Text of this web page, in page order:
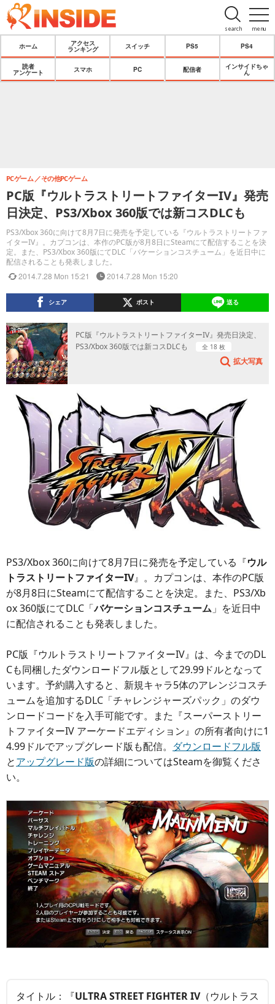
menu
search
ホーム
アクセス
ランキング
スイッチ PS5 PS4
読者
アンケート
スマホ PC 配信者
インサイドちゃ
ん
PC版『ウルトラストリートファイターIV』発売
日決定、PS3/Xbox 360版では新コスDLCも
PS3/Xbox 360に向けて8月7日に発売を予定している『ウルトラストリートファ
イターIV』。カプコンは、本作のPC版が8月8日にSteamにて配信することを決
定。また、PS3/Xbox 360版にてDLC「バケーションコスチューム」を近日中に
配信されることも発表しました。
PCゲーム その他PCゲーム
2014.7.28 Mon 15:21 2014.7.28 Mon 15:20
シェア ポスト 送る
PC版『ウルトラストリートファイターIV』発売日決定、
PS3/Xbox 360版では新コスDLCも
全 18 枚
拡大写真
PS3/Xbox 360に向けて8月7日に発売を予定している『ウル
トラストリートファイターIV』。カプコンは、本作のPC版
が8月8日にSteamにて配信することを決定。また、PS3/Xb
ox 360版にてDLC「バケーションコスチューム 」を近日中
に配信されることも発表しました。
PC版『ウルトラストリートファイターIV』は、今までのDL
Cも同梱したダウンロードフル版として29.99ドルとなって
います。予約購入すると、新規キャラ5体のアレンジコスチ
ュームを追加するDLC「チャレンジャーズパック」のダウ
ンロードコードを入手可能です。また『スーパーストリー
トファイターIV アーケードエディション』の所有者向けに1
4.99ドルでアップグレード版も配信。 ダウンロードフル版
とアップグレード版の詳細についてはSteamを御覧くださ
い。
タイトル：『ULTRA STREET FIGHTER IV（ウルトラス